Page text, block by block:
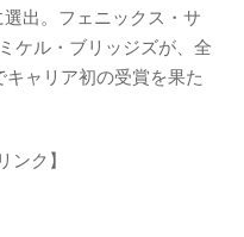
出。フェニックス・サ
ケル・ブリッジズが、全
ャリア初の受賞を果た
ンク】